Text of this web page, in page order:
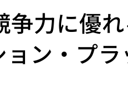
力に優
ン・プラ